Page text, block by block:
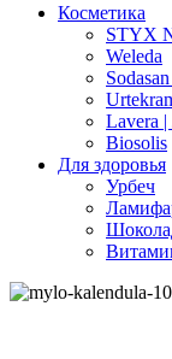
Косметика
STYX
Weleda
Lavera |
Biosolis
Для здоровья
Урбеч